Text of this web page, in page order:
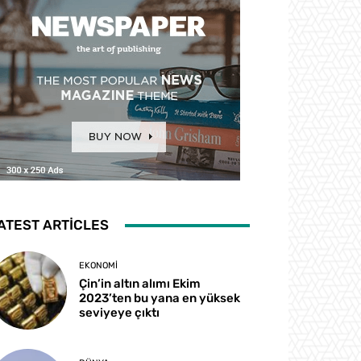
ARTICLES
EKONOMI
Çin’in altın alımı Ekim
2023’ten bu yana en yüksek
seviyeye çıktı